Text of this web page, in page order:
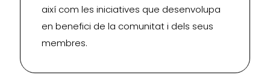
així com les iniciatives que desenvolupa
en benefici de la comunitat i dels seus
membres.